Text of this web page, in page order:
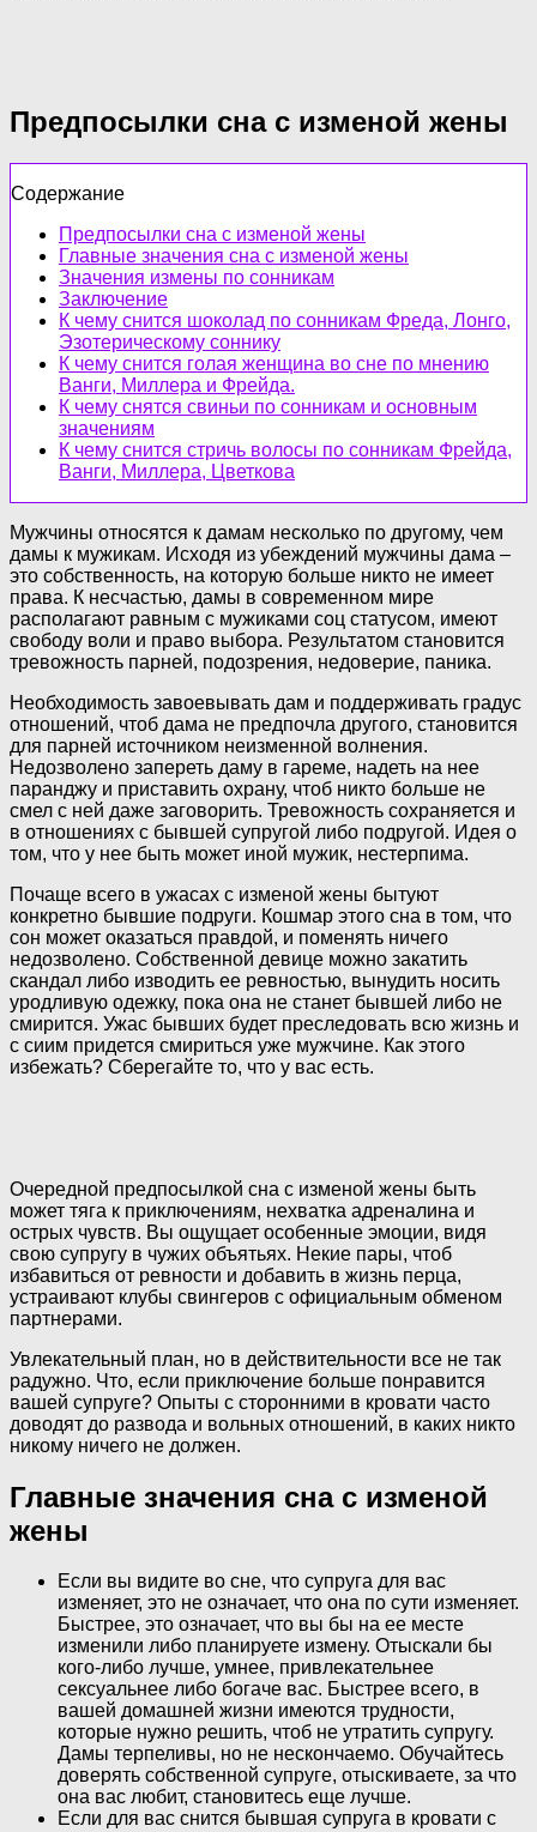
Предпосылки сна с изменой жены
Содержание
Предпосылки сна с изменой жены
Главные значения сна с изменой жены
Значения измены по сонникам
Заключение
К чему снится шоколад по сонникам Фреда, Лонго,
Эзотерическому соннику
К чему снится голая женщина во сне по мнению
Ванги, Миллера и Фрейда.
К чему снятся свиньи по сонникам и основным
значениям
К чему снится стричь волосы по сонникам Фрейда,
Ванги, Миллера, Цветкова
Мужчины относятся к дамам несколько по другому, чем
дамы к мужикам. Исходя из убеждений мужчины дама –
это собственность, на которую больше никто не имеет
права. К несчастью, дамы в современном мире
располагают равным с мужиками соц статусом, имеют
свободу воли и право выбора. Результатом становится
тревожность парней, подозрения, недоверие, паника.
Необходимость завоевывать дам и поддерживать градус
отношений, чтоб дама не предпочла другого, становится
для парней источником неизменной волнения.
Недозволено запереть даму в гареме, надеть на нее
паранджу и приставить охрану, чтоб никто больше не
смел с ней даже заговорить. Тревожность сохраняется и
в отношениях с бывшей супругой либо подругой. Идея о
том, что у нее быть может иной мужик, нестерпима.
Почаще всего в ужасах с изменой жены бытуют
конкретно бывшие подруги. Кошмар этого сна в том, что
сон может оказаться правдой, и поменять ничего
недозволено. Собственной девице можно закатить
скандал либо изводить ее ревностью, вынудить носить
уродливую одежку, пока она не станет бывшей либо не
смирится. Ужас бывших будет преследовать всю жизнь и
с сиим придется смириться уже мужчине. Как этого
избежать? Сберегайте то, что у вас есть.
Очередной предпосылкой сна с изменой жены быть
может тяга к приключениям, нехватка адреналина и
острых чувств. Вы ощущает особенные эмоции, видя
свою супругу в чужих объятьях. Некие пары, чтоб
избавиться от ревности и добавить в жизнь перца,
устраивают клубы свингеров с официальным обменом
партнерами.
Увлекательный план, но в действительности все не так
радужно. Что, если приключение больше понравится
вашей супруге? Опыты с сторонними в кровати часто
доводят до развода и вольных отношений, в каких никто
никому ничего не должен.
Главные значения сна с изменой
жены
Если вы видите во сне, что супруга для вас
изменяет, это не означает, что она по сути изменяет.
Быстрее, это означает, что вы бы на ее месте
изменили либо планируете измену. Отыскали бы
кого-либо лучше, умнее, привлекательнее
сексуальнее либо богаче вас. Быстрее всего, в
вашей домашней жизни имеются трудности,
которые нужно решить, чтоб не утратить супругу.
Дамы терпеливы, но не нескончаемо. Обучайтесь
доверять собственной супруге, отыскиваете, за что
она вас любит, становитесь еще лучше.
Если для вас снится бывшая супруга в кровати с